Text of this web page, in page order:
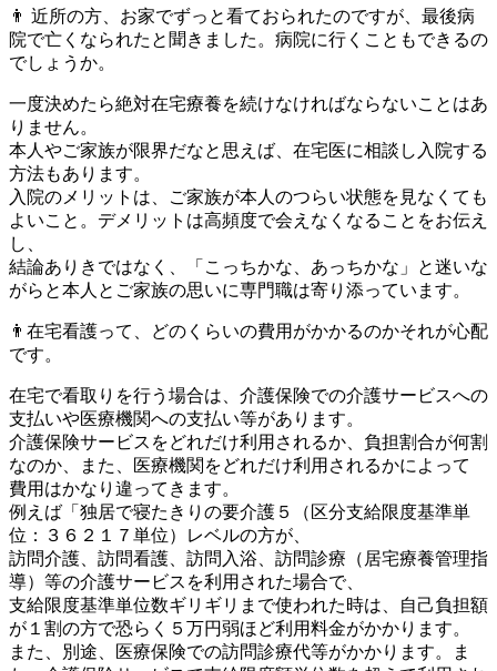
👨 近所の方、お家でずっと看ておられたのですが、最後病
院で亡くなられたと聞きました。病院に行くこともできるの
でしょうか。
一度決めたら絶対在宅療養を続けなければならないことはあ
りません。
本人やご家族が限界だなと思えば、在宅医に相談し入院する
方法もあります。
入院のメリットは、ご家族が本人のつらい状態を見なくても
よいこと。デメリットは高頻度で会えなくなることをお伝え
し、
結論ありきではなく、「こっちかな、あっちかな」と迷いな
がらと本人とご家族の思いに専門職は寄り添っています。
👨在宅看護って、どのくらいの費用がかかるのかそれが心配
です。
在宅で看取りを行う場合は、介護保険での介護サービスへの
支払いや医療機関への支払い等があります。
介護保険サービスをどれだけ利用されるか、負担割合が何割
なのか、また、医療機関をどれだけ利用されるかによって
費用はかなり違ってきます。
例えば「独居で寝たきりの要介護５（区分支給限度基準単
位：３６２１７単位）レベルの方が、
訪問介護、訪問看護、訪問入浴、訪問診療（居宅療養管理指
導）等の介護サービスを利用された場合で、
支給限度基準単位数ギリギリまで使われた時は、自己負担額
が１割の方で恐らく５万円弱ほど利用料金がかかります。
また、別途、医療保険での訪問診療代等がかかります。ま